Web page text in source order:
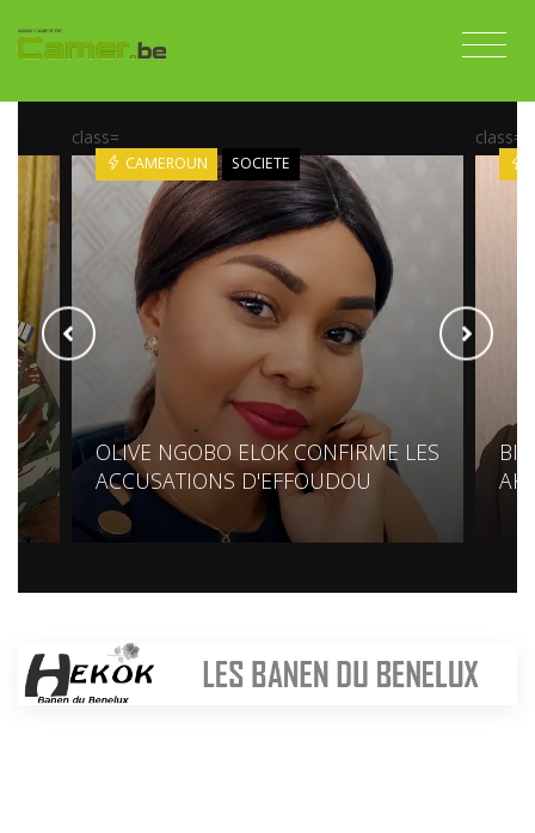
class=
CAMEROUN SOCIETE
OLIVE NGOBO ELOK CONFIRME LES
ACCUSATIONS D'EFFOUDOU
class=